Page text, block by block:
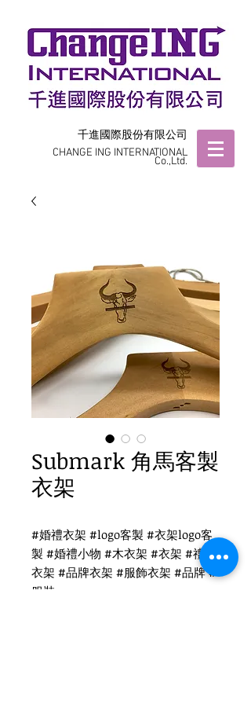
千進國際股份有限公司
CHANGE ING INTERNATIONAL
Co.,Ltd.
Submark 角馬客製
衣架
#婚禮衣架 #logo客製 #衣架logo客
製 #婚禮小物 #木衣架 #衣架 #禮品
衣架 #品牌衣架 #服飾衣架 #品牌 #
服裝